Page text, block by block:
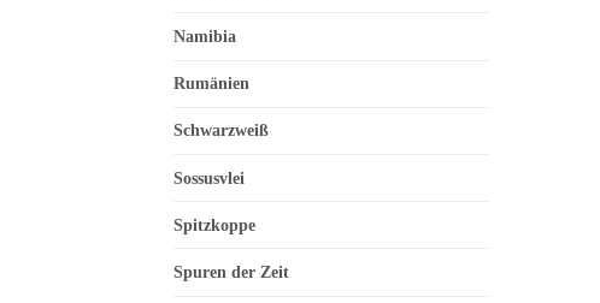
Namibia
Rumänien
Schwarzweiß
Sossusvlei
Spitzkoppe
Spuren der Zeit